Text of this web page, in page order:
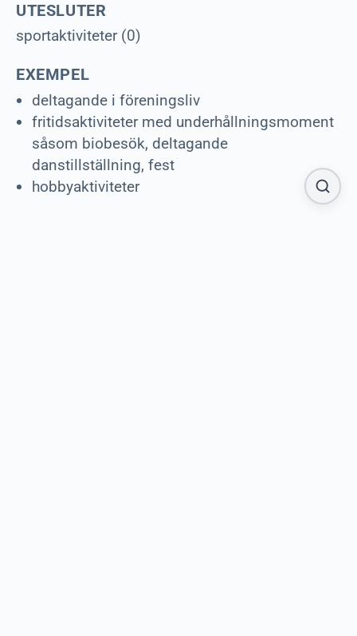
UTESLUTER
sportaktiviteter (0)
EXEMPEL
deltagande i föreningsliv
fritidsaktiviteter med underhållningsmoment
såsom biobesök, deltagande
danstillställning, fest
hobbyaktiviteter